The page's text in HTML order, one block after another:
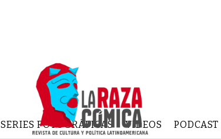
SERIES FOTOGRÁFICAS VIDEOS PODCAST